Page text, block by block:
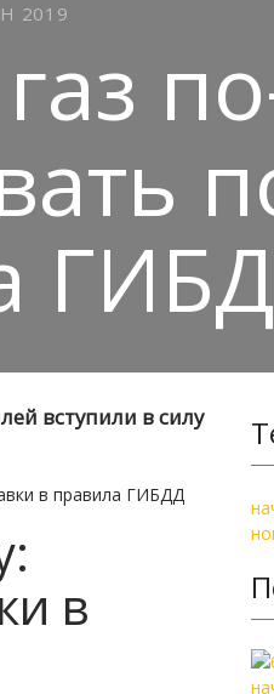
2019
вступили в силу
в правила ГИБДД
в